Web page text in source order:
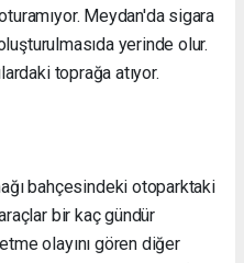
Meydan'da sigara
yerinde olur.
toprağa atıyor.
bahçesindeki otoparktaki
bir kaç gündür
olayını gören diğer